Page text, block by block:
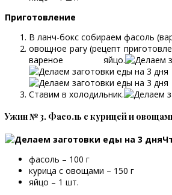
Приготовление
В ланч-бокс собираем фасоль
овощное рагу (рецепт
вареное яйцо.
Ставим в холодильник.
Ужин № 3. Фасоль с курицей и
фасоль – 100 г
курица с овощами – 150 г
яйцо – 1 шт.